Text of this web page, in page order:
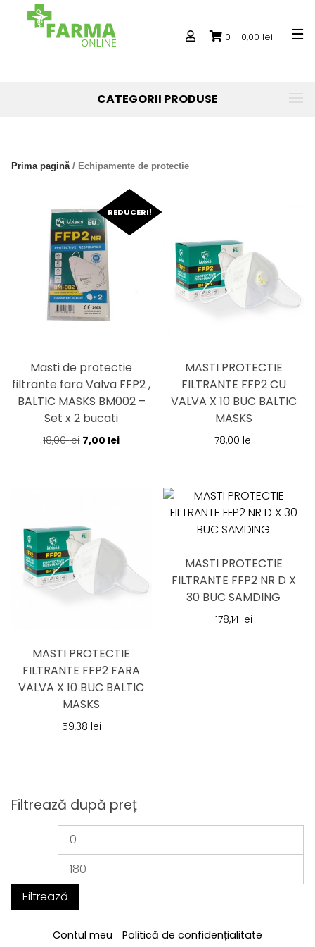
0 - 0,00 lei
CATEGORII PRODUSE
Prima pagină / Echipamente de protectie
REDUCERI!
Masti de protectie
filtrante fara Valva FFP2 ,
BALTIC MASKS BM002 –
Set x 2 bucati
18,00lei Prețul
7,00 leiPrețul
MASTI PROTECTIE
FILTRANTE FFP2 CU
VALVA X 10 BUC BALTIC
MASKS
78,00 lei
MASTI PROTECTIE
FILTRANTE FFP2 FARA
VALVA X 10 BUC BALTIC
MASKS
59,38 lei
MASTI PROTECTIE
FILTRANTE FFP2 NR D X
30 BUC SAMDING
178,14 lei
Filtrează după preț
Preț
minim
Filtrează
Contul meu
Politică de confidențialitate